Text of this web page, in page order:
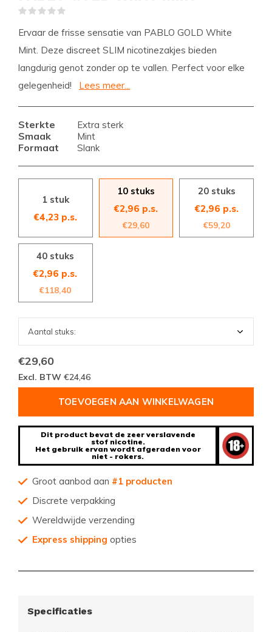
Ervaar de frisse sensatie van PABLO GOLD White
Mint. Deze discreet SLIM nicotinezakjes bieden
langdurig genot zonder op te vallen. Perfect voor elke
gelegenheid!
Lees meer...
Sterkte Extra sterk
Smaak Mint
Formaat Slank
1 stuk
€4,23 p.s.
10 stuks
€2,96 p.s.
€29,60
20 stuks
€2,96 p.s.
€59,20
40 stuks
€2,96 p.s.
€118,40
€29,60
Excl. BTW €24,46
TOEVOEGEN AAN WINKELWAGEN
Dit product bevat de zeer verslavende
stof nicotine.
Het gebruik ervan wordt afgeraden voor
niet - rokers.
Groot aanbod aan #1 producten
Discrete verpakking
Wereldwijde verzending
Express shipping opties
Specificaties